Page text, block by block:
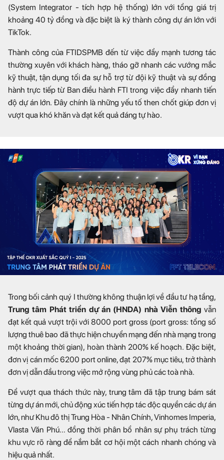
(System Integrator - tích hợp hệ thống) lớn với tổng giá trị
khoảng 40 tỷ đồng và đặc biệt là ký thành công dự án lớn với
TikTok.
Thành công của FTIDSPMB đến từ việc đẩy mạnh tương tác
thường xuyên với khách hàng, tháo gỡ nhanh các vướng mắc
kỹ thuật, tận dụng tối đa sự hỗ trợ từ đội kỹ thuật và sự đồng
hành trực tiếp từ Ban điều hành FTI trong việc đẩy nhanh tiến
độ dự án lớn. Đây chính là những yếu tố then chốt giúp đơn vị
vượt qua khó khăn và đạt kết quả đáng tự hào.
Trong bối cảnh quý I thường không thuận lợi về đầu tư hạ tầng,
Trung tâm Phát triển dự án (HNDA) nhà Viễn thông vẫn
đạt kết quả vượt trội với 8000 port gross (port gross: tổng số
lượng thuê bao đã thực hiện chuyển mạng đến nhà mạng trong
một khoảng thời gian), hoàn thành 200% kế hoạch. Đặc biệt,
đơn vị cán mốc 6200 port online, đạt 207% mục tiêu, trở thành
đơn vị dẫn đầu trong việc mở rộng vùng phủ các toà nhà.
Để vượt qua thách thức này, trung tâm đã tập trung bám sát
từng dự án mới, chủ động xúc tiến hợp tác độc quyền các dự án
lớn, như Khu đô thị Trung Hòa - Nhân Chính, Vinhomes Imperia,
Vlasta Văn Phú… đồng thời phân bổ nhân sự phụ trách từng
khu vực rõ ràng để nắm bắt cơ hội một cách nhanh chóng và
hiệu quả nhất.